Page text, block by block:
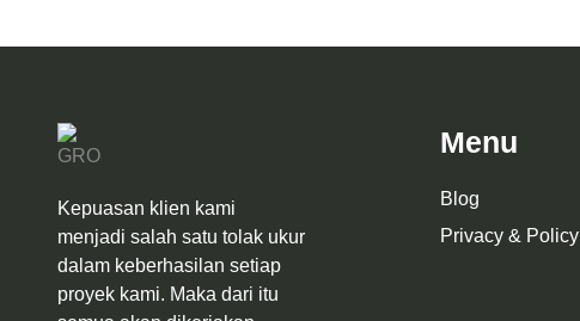
Kepuasan klien kami
menjadi salah satu tolak ukur
dalam keberhasilan setiap
proyek kami. Maka dari itu
Menu
Blog
Privacy & Policy